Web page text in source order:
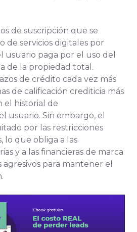
de suscripción que se
de servicios digitales por
usuario paga por el uso del
de la propiedad total.
de crédito cada vez más
de calificación crediticia más
el historial de
usuario. Sin embargo, el
por las restricciones
lo que obliga a las
y a las financieras de marca
para mantener el